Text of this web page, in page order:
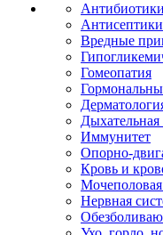
Антибиотики
Антисептики
Вредные
Гомеопатия
Дыхательная
Иммунитет
Опорно-
Кровь и
Мочеполовая
Нервная